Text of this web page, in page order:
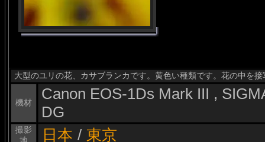
大型のユリの花、カサブランカです。黄色い種類です。花の中を
機材
Canon EOS-1Ds Mark III ,
DG
撮影
日本 / 東京